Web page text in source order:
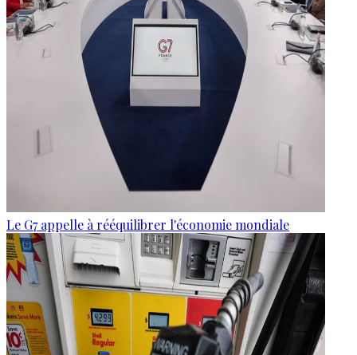
Le G7 appelle à rééquilibrer l'économie mondiale